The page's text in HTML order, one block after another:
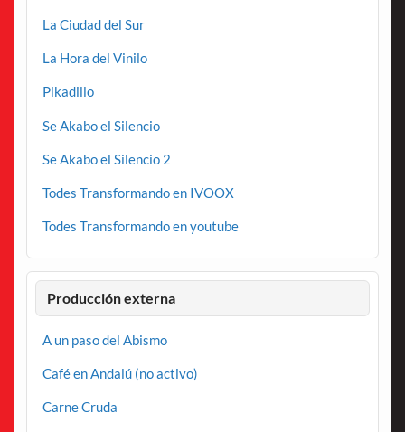
La Ciudad del Sur
La Hora del Vinilo
Pikadillo
Se Akabo el Silencio
Se Akabo el Silencio 2
Todes Transformando en IVOOX
Todes Transformando en youtube
Producción externa
A un paso del Abismo
Café en Andalú (no activo)
Carne Cruda